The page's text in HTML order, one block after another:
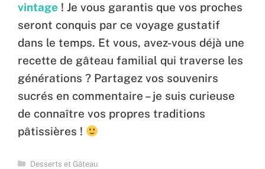
vintage ! Je vous garantis que vos proches
seront conquis par ce voyage gustatif
dans le temps. Et vous, avez-vous déjà une
recette de gâteau familial qui traverse les
générations ? Partagez vos souvenirs
sucrés en commentaire – je suis curieuse
de connaître vos propres traditions
pâtissières !
Categories
Desserts et Gâteau